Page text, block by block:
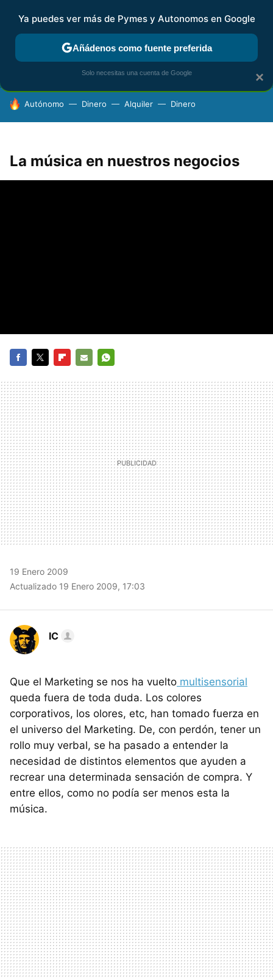
FISCALIDAD Y CONTABILIDAD KIT DIGITAL RENTA
HOY SE HABLA DE
Autónomo Dinero Alquiler Dinero
La música en nuestros negocios
MAIL
19 Enero 2009
Actualizado 19 Enero 2009, 17:03
IC
Que el Marketing se nos ha vuelto multisensorial
queda fuera de toda duda. Los colores
corporativos, los olores, etc, han tomado fuerza en
el universo del Marketing. De, con perdón, tener un
rollo muy verbal, se ha pasado a entender la
necesidad de distintos elementos que ayuden a
recrear una determinada sensación de compra. Y
entre ellos, como no podía ser menos esta la
música.
×
Ya puedes ver más de Pymes y Autonomos en Google
Añádenos como fuente preferida
Solo necesitas una cuenta de Google